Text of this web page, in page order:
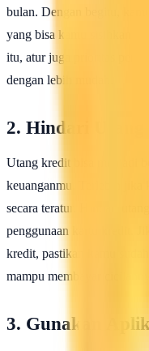
bulan. Dengan begitu,
yang bisa kamu sisihkan
itu, atur juga prioritas
dengan lebih mudah.
2. Hindari Utang
Utang kredit bisa menjadi
keuanganmu. Terlebih jika
secara teratur. Hindari
penggunaan kartu kredit.
kredit, pastikan kamu
mampu membayar
3. Gunakan